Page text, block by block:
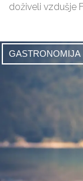
doživeli vzdušje
GASTRONOMIJA